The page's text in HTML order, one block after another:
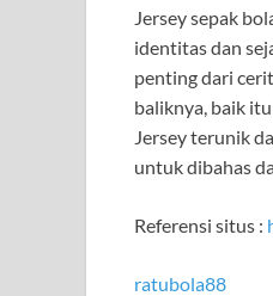
Jersey sepak
identitas dan
penting dari
baliknya, baik
Jersey terunik
untuk dibahas
Referensi situs :
ratubola88